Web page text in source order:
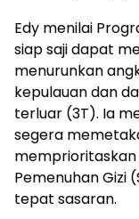
Edy menilai
siap saji dapat
menurunkan
kepulauan dan
terluar (3T). Ia
segera
memprioritaskan
Pemenuhan Gizi
tepat sasaran.